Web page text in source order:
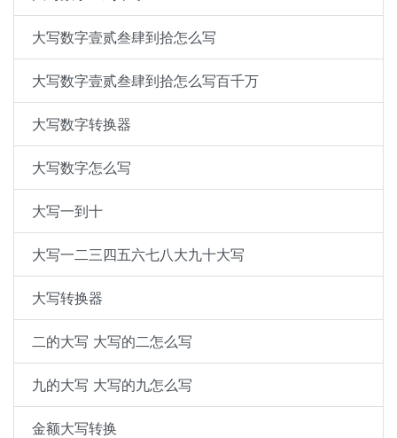
大写数字壹贰叁肆到拾怎么写
大写数字壹贰叁肆到拾怎么写百千万
大写数字转换器
大写数字怎么写
大写一到十
大写一二三四五六七八大九十大写
大写转换器
二的大写 大写的二怎么写
九的大写 大写的九怎么写
金额大写转换